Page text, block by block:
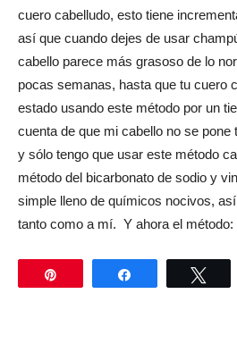
cuero cabelludo, esto tiene
así que cuando dejes de usar
cabello parece más grasoso de lo
pocas semanas, hasta que tu cuero
estado usando este método por un
cuenta de que mi cabello no se
y sólo tengo que usar este método
método del bicarbonato de sodio y
simple lleno de químicos nocivos,
tanto como a mí. Y ahora el método:
Compartir